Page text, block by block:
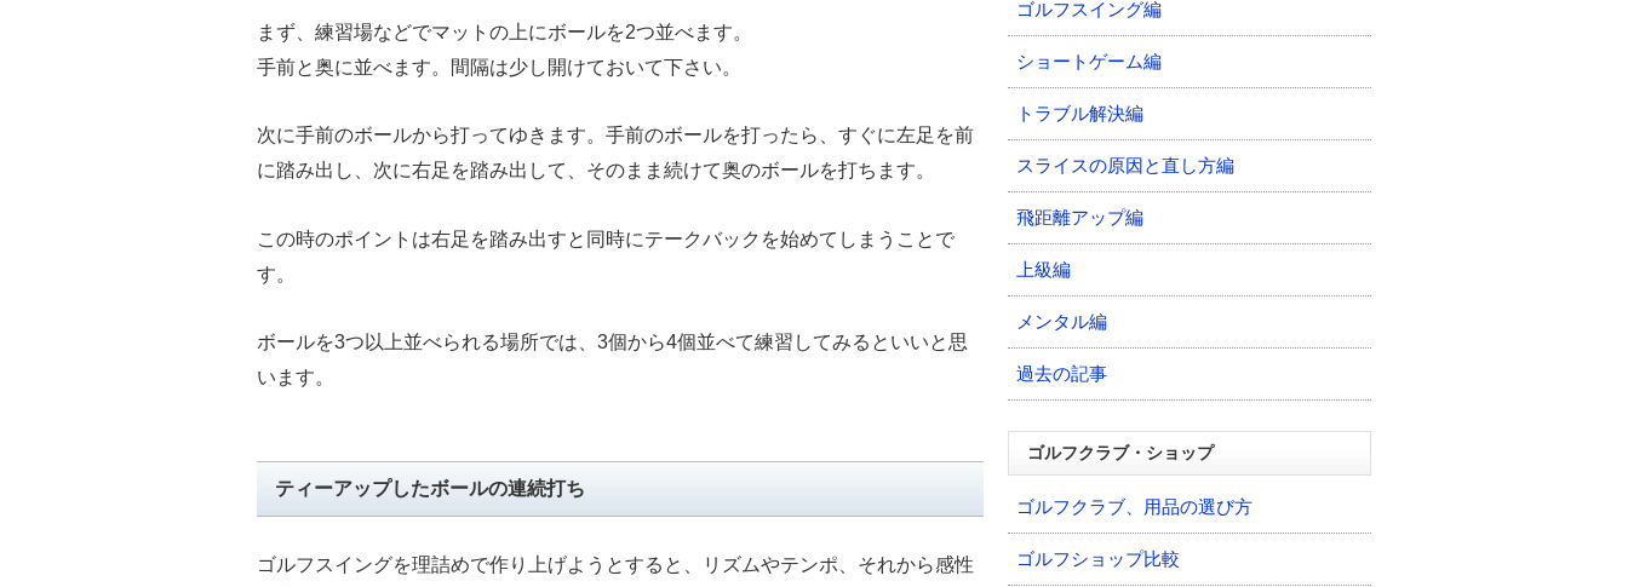
まず、練習場などでマットの上にボールを2つ並べます。
手前と奥に並べます。間隔は少し開けておいて下さい。
次に手前のボールから打ってゆきます。手前のボールを打ったら、すぐに左足を前
に踏み出し、次に右足を踏み出して、そのまま続けて奥のボールを打ちます。
この時のポイントは右足を踏み出すと同時にテークバックを始めてしまうことで
す。
ボールを3つ以上並べられる場所では、3個から4個並べて練習してみるといいと思
います。
ティーアップしたボールの連続打ち
ゴルフスイングを理詰めで作り上げようとすると、リズムやテンポ、それから感性
ゴルフスイング編
ショートゲーム編
トラブル解決編
スライスの原因と直し方編
飛距離アップ編
上級編
メンタル編
過去の記事
ゴルフクラブ・ショップ
ゴルフクラブ、用品の選び方
ゴルフショップ比較